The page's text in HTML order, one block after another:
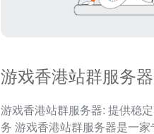
游戏香港站群服务
游戏香港站群服务器: 提供稳
务 游戏香港站群服务器是一家专注于游戏服务器服务